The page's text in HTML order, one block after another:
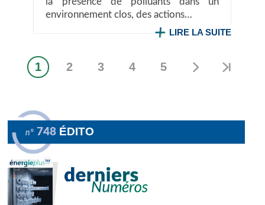
environnement clos, des actions…
LIRE LA SUITE
Pagination
Page
1 Page
2 Page
3 Page
4 Page
5
n° 748 ÉDITO